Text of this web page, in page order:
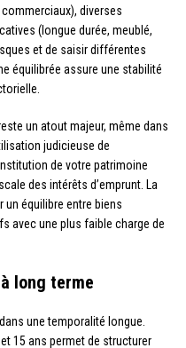
diverses
(longue durée, meublé,
et de saisir différentes
équilibrée assure une stabilité
un atout majeur, même dans
judicieuse de
de votre patrimoine
des intérêts d’emprunt. La
équilibre entre biens
avec une plus faible charge de
long terme
une temporalité longue.
15 ans permet de structurer